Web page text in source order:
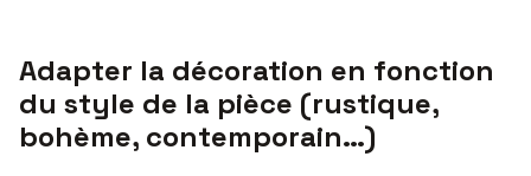
Adapter la décoration en fonction
du style de la pièce (rustique,
bohème, contemporain…)